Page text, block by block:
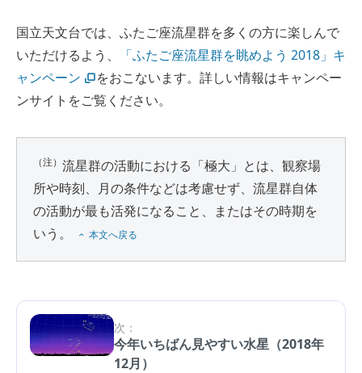
国立天文台では、ふたご座流星群を多くの方に楽しんで
いただけるよう、
「ふたご座流星群を眺めよう 2018」キ
ャンペーン
をおこないます。詳しい情報はキャンペー
ンサイトをご覧ください。
（注） 流星群の活動における「極大」とは、観察場
所や時刻、月の条件などは考慮せず、流星群自体
の活動が最も活発になること、またはその時期を
いう。
本文へ戻る
次：
今年いちばん見やすい水星（2018年
12月）